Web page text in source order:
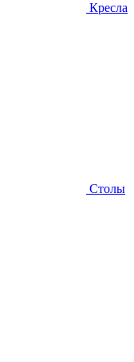
Кресла
Столы